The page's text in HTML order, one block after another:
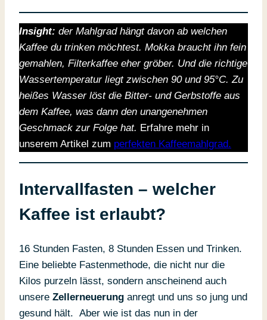
Insight: der Mahlgrad hängt davon ab welchen
Kaffee du trinken möchtest. Mokka braucht ihn fein
gemahlen, Filterkaffee eher gröber. Und die richtige
Wassertemperatur liegt zwischen 90 und 95°C. Zu
heißes Wasser löst die Bitter- und Gerbstoffe aus
dem Kaffee, was dann den unangenehmen
Geschmack zur Folge hat. Erfahre mehr in
unserem Artikel zum perfekten Kaffeemahlgrad.
Intervallfasten – welcher
Kaffee ist erlaubt?
16 Stunden Fasten, 8 Stunden Essen und Trinken.
Eine beliebte Fastenmethode, die nicht nur die
Kilos purzeln lässt, sondern anscheinend auch
unsere Zellerneuerung anregt und uns so jung und
gesund hält. Aber wie ist das nun in der